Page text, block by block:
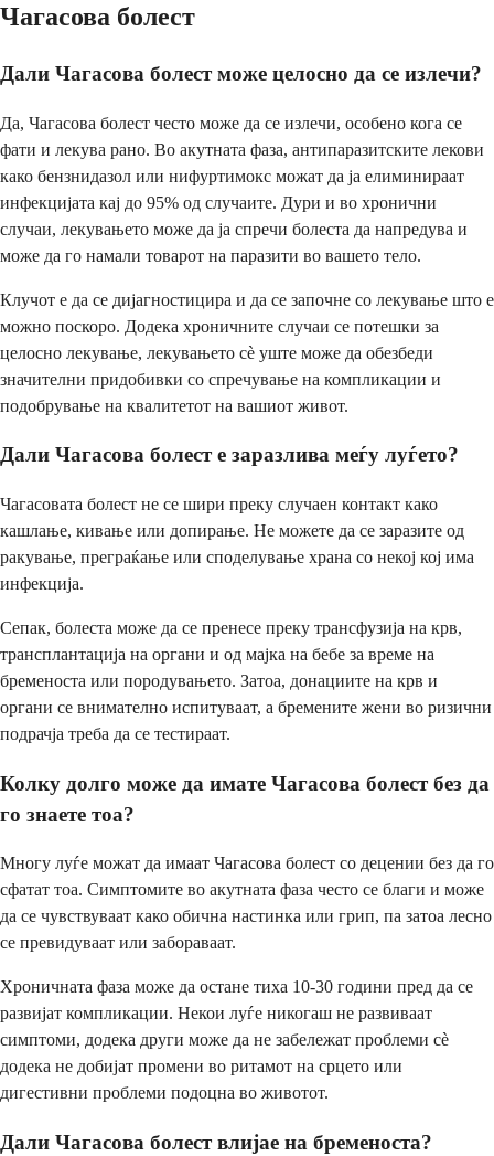
Чагасова болест
Дали Чагасова болест може целосно да се излечи?
Да, Чагасова болест често може да се излечи, особено кога се
фати и лекува рано. Во акутната фаза, антипаразитските лекови
како бензнидазол или нифуртимокс можат да ја елиминираат
инфекцијата кај до 95% од случаите. Дури и во хронични
случаи, лекувањето може да ја спречи болеста да напредува и
може да го намали товарот на паразити во вашето тело.
Клучот е да се дијагностицира и да се започне со лекување што е
можно поскоро. Додека хроничните случаи се потешки за
целосно лекување, лекувањето сè уште може да обезбеди
значителни придобивки со спречување на компликации и
подобрување на квалитетот на вашиот живот.
Дали Чагасова болест е заразлива меѓу луѓето?
Чагасовата болест не се шири преку случаен контакт како
кашлање, кивање или допирање. Не можете да се заразите од
ракување, преграќање или споделување храна со некој кој има
инфекција.
Сепак, болеста може да се пренесе преку трансфузија на крв,
трансплантација на органи и од мајка на бебе за време на
бременоста или породувањето. Затоа, донациите на крв и
органи се внимателно испитуваат, а бремените жени во ризични
подрачја треба да се тестираат.
Колку долго може да имате Чагасова болест без да
го знаете тоа?
Многу луѓе можат да имаат Чагасова болест со децении без да го
сфатат тоа. Симптомите во акутната фаза често се благи и може
да се чувствуваат како обична настинка или грип, па затоа лесно
се превидуваат или забораваат.
Хроничната фаза може да остане тиха 10-30 години пред да се
развијат компликации. Некои луѓе никогаш не развиваат
симптоми, додека други може да не забележат проблеми сè
додека не добијат промени во ритамот на срцето или
дигестивни проблеми подоцна во животот.
Дали Чагасова болест влијае на бременоста?